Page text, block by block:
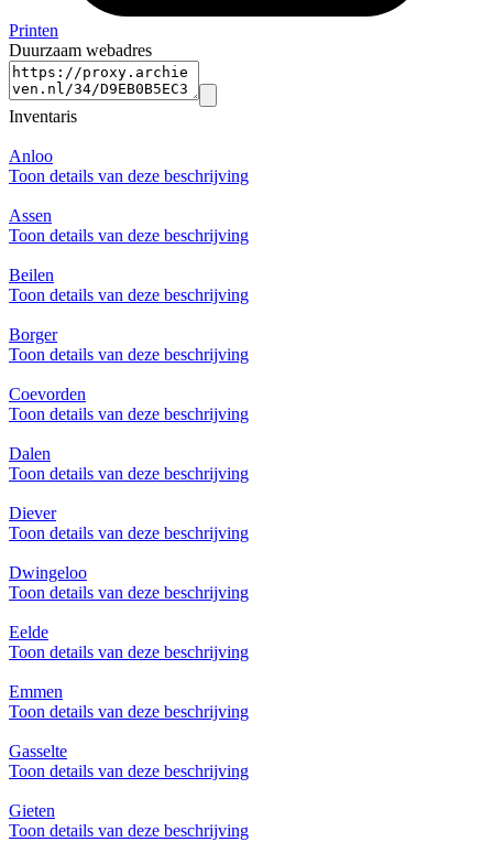
Printen
Duurzaam webadres
Inventaris
Anloo
Toon details van deze beschrijving
Assen
Toon details van deze beschrijving
Beilen
Toon details van deze beschrijving
Borger
Toon details van deze beschrijving
Coevorden
Toon details van deze beschrijving
Dalen
Toon details van deze beschrijving
Diever
Toon details van deze beschrijving
Dwingeloo
Toon details van deze beschrijving
Eelde
Toon details van deze beschrijving
Emmen
Toon details van deze beschrijving
Gasselte
Toon details van deze beschrijving
Gieten
Toon details van deze beschrijving